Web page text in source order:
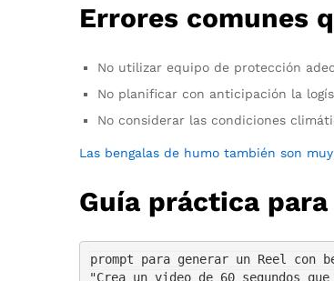
Errores comunes
No utilizar equipo de protección
No planificar con anticipación la
No considerar las condiciones
Las bengalas de humo también son
Guía práctica
prompt para generar un Reel con
"Crea un video de 60 segundos